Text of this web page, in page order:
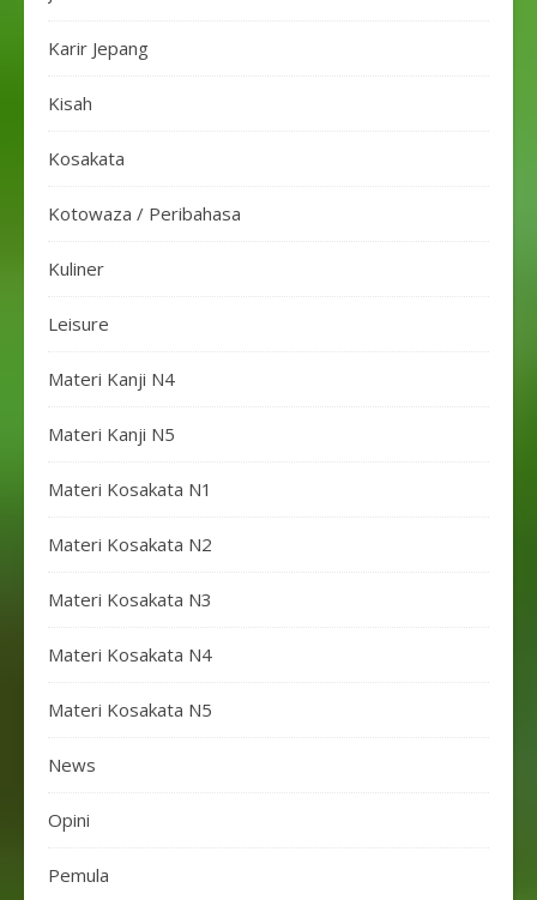
Karir Jepang
Kisah
Kosakata
Kotowaza / Peribahasa
Kuliner
Leisure
Materi Kanji N4
Materi Kanji N5
Materi Kosakata N1
Materi Kosakata N2
Materi Kosakata N3
Materi Kosakata N4
Materi Kosakata N5
News
Opini
Pemula